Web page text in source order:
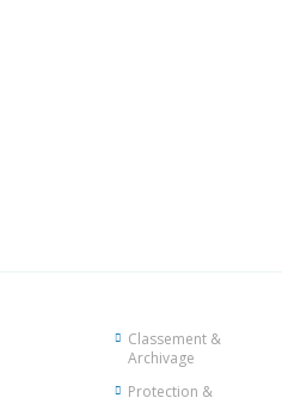
Classement &
Archivage
Protection &